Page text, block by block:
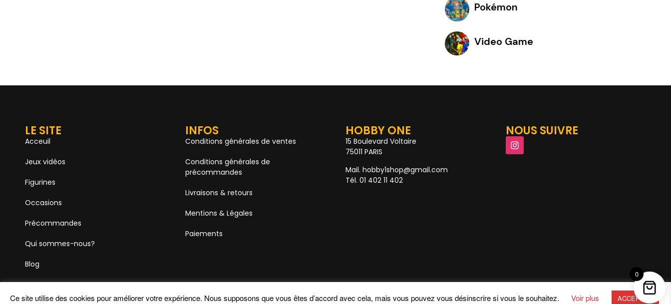
Pokémon
Video Game
LE SITE
Acceuil
Jeux vidéos
Figurines
Occasions
Précommandes
Qui sommes-nous?
Blog
INFOS
Conditions générales de ventes
Conditions générales de
précommandes
Livraisons & retours
Mentions & Légales
Paiements
HOBBY ONE
15 Boulevard Voltaire
75011 PARIS
Mail. hobby1shop@gmail.com
Tél. 01 402 11 402
NOUS SUIVRE
Ce site utilise des cookies pour améliorer votre expérience. Nous supposons que vous êtes d’accord avec cela, mais vous pouvez vous désinscrire si vous le souhaitez. Voir plus ACCEPTER
0